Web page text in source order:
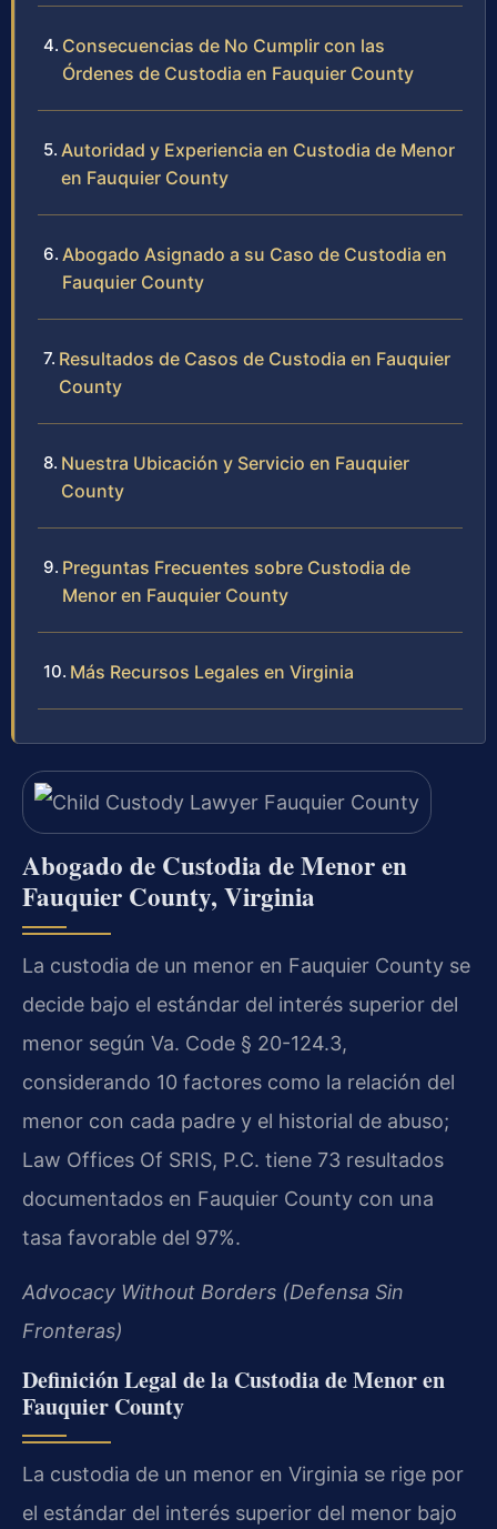
Consecuencias de No Cumplir con las
Órdenes de Custodia en Fauquier County
Autoridad y Experiencia en Custodia de Menor
en Fauquier County
Abogado Asignado a su Caso de Custodia en
Fauquier County
Resultados de Casos de Custodia en Fauquier
County
Nuestra Ubicación y Servicio en Fauquier
County
Preguntas Frecuentes sobre Custodia de
Menor en Fauquier County
Más Recursos Legales en Virginia
Abogado de Custodia de Menor en
Fauquier County, Virginia
La custodia de un menor en Fauquier County se
decide bajo el estándar del interés superior del
menor según Va. Code § 20-124.3,
considerando 10 factores como la relación del
menor con cada padre y el historial de abuso;
Law Offices Of SRIS, P.C. tiene 73 resultados
documentados en Fauquier County con una
tasa favorable del 97%.
Advocacy Without Borders (Defensa Sin
Fronteras)
Definición Legal de la Custodia de Menor en
Fauquier County
La custodia de un menor en Virginia se rige por
el estándar del interés superior del menor bajo